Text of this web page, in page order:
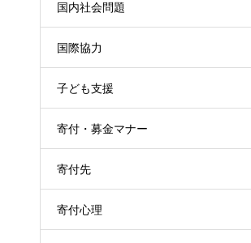
国内社会問題
国際協力
子ども支援
寄付・募金マナー
寄付先
寄付心理